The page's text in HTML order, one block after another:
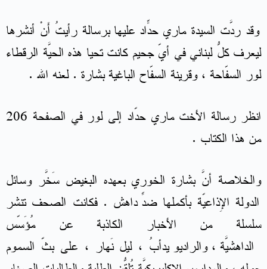
وقد ردَّت السيدة ماري حدّاد عليها برسالةٍ رأيتُ أَنْ أنشرها
ليعرف كلُّ لبناني في أيّ جحيم كانت تحيا هذه الحيَّة الرقطاء
لور السفّاحة ، وقرينة السفّاح الباغية بشارة . لعنه الله .
انظر رسالة الأخت ماري حدّاد إلى لور في الصفحة 206
من هذا الكتاب .
والخلاصة أنَّ بشارة الخوري بعهده البغيض سَخَّر وسائل
الدولة الإِذاعيّة بأكملها ضدّ داهِش . فكانت الصحف تنشر
سلسلة من الأخبار الكاذبة عن مُؤَسّس
الداهشيّة ، والراديو يدأَبُ ، ليل نَهار ، على بثّ السموم